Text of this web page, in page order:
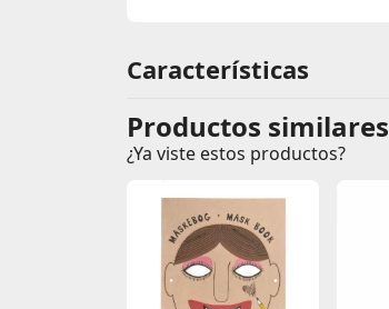
Características
Productos similares
¿Ya viste estos productos?